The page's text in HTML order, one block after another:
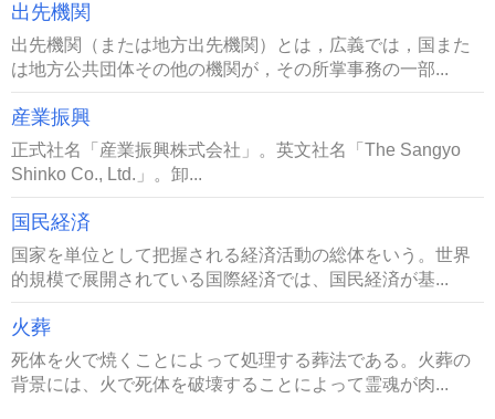
出先機関
出先機関（または地方出先機関）とは，広義では，国また
は地方公共団体その他の機関が，その所掌事務の一部...
産業振興
正式社名「産業振興株式会社」。英文社名「The Sangyo
Shinko Co., Ltd.」。卸...
国民経済
国家を単位として把握される経済活動の総体をいう。世界
的規模で展開されている国際経済では、国民経済が基...
火葬
死体を火で焼くことによって処理する葬法である。火葬の
背景には、火で死体を破壊することによって霊魂が肉...